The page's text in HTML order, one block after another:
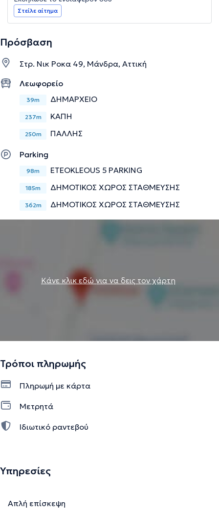
Στείλε αίτημα
Πρόσβαση
Στρ. Νικ Ροκα 49, Μάνδρα, Αττική
Λεωφορείο
39m ΔΗΜΑΡΧΕΙΟ
237m ΚΑΠΗ
250m ΠΑΛΛΗΣ
Parking
98m ETEOKLEOUS 5 PARKING
185m ΔΗΜΟΤΙΚΟΣ ΧΩΡΟΣ ΣΤΑΘΜΕΥΣΗΣ
362m ΔΗΜΟΤΙΚΟΣ ΧΩΡΟΣ ΣΤΑΘΜΕΥΣΗΣ
Κάνε κλικ εδώ για να δεις τον χάρτη
Τρόποι πληρωμής
Πληρωμή με κάρτα
Μετρητά
Ιδιωτικό ραντεβού
Υπηρεσίες
Απλή επίσκεψη